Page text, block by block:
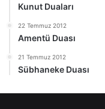
Kunut Duaları
22 Temmuz 2012
Amentü Duası
21 Temmuz 2012
Sübhaneke Duası